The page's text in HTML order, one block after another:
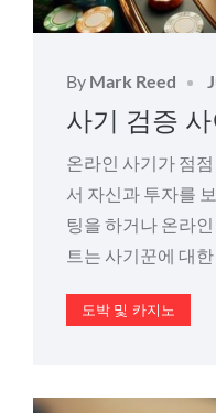
By Mark Reed
사기 검증
온라인 사기가 점
서 자신과 투자를
팅을 하거나 온라
트는 사기꾼에 대
도박 및 카지노